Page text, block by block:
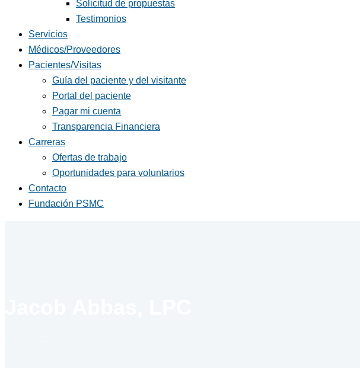
Solicitud de propuestas
Testimonios
Servicios
Médicos/Proveedores
Pacientes/Visitas
Guía del paciente y del visitante
Portal del paciente
Pagar mi cuenta
Transparencia Financiera
Carreras
Ofertas de trabajo
Oportunidades para voluntarios
Contacto
Fundación PSMC